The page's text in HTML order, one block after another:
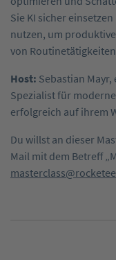
Sie KI sicher
nutzen, um
von
Host: Sebastian
Spezialist für
erfolgreich auf ihrem
Du willst an dieser
Mail mit dem Betreff